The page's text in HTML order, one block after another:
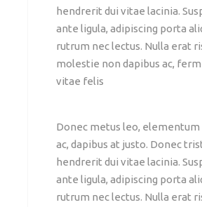
hendrerit dui vitae lacinia.
ante ligula, adipiscing porta
rutrum nec lectus. Nulla erat
molestie non dapibus ac,
vitae felis
Donec metus leo,
ac, dapibus at justo. Donec
hendrerit dui vitae lacinia.
ante ligula, adipiscing porta
rutrum nec lectus. Nulla erat